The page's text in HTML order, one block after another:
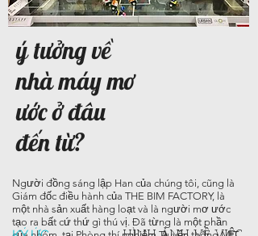
ý tưởng về
nhà máy mơ
ước ở đâu
đến từ?
Người đồng sáng lập Han của chúng tôi, cũng là
Giám đốc điều hành của THE BIM FACTORY, là
một nhà sản xuất hàng loạt và là người mơ ước
tạo ra bất cứ thứ gì thú vị. Đã từng là một phần